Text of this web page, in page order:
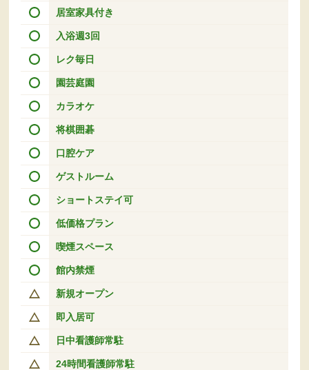
居室家具付き
入浴週3回
レク毎日
園芸庭園
カラオケ
将棋囲碁
口腔ケア
ゲストルーム
ショートステイ可
低価格プラン
喫煙スペース
館内禁煙
新規オープン
即入居可
日中看護師常駐
24時間看護師常駐